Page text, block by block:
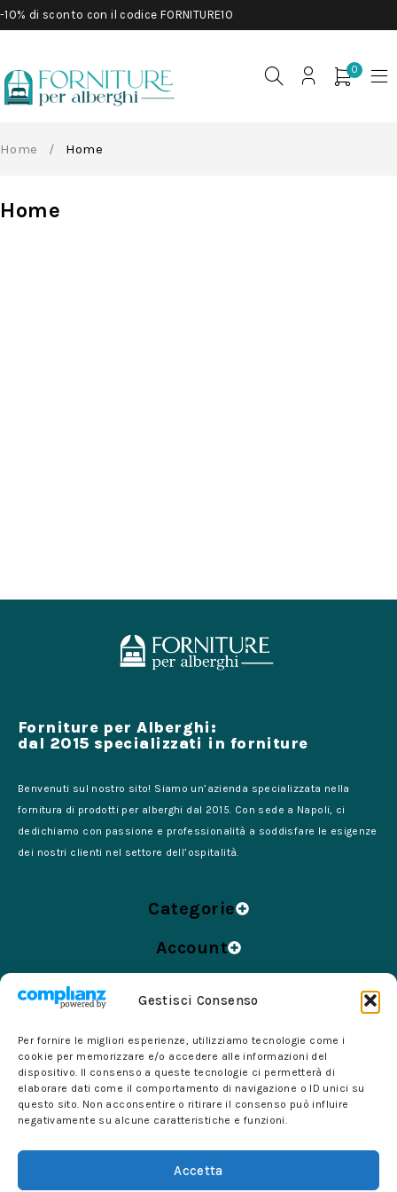
Gestisci Consenso
Per fornire le migliori esperienze, utilizziamo tecnologie come i
cookie per memorizzare e/o accedere alle informazioni del
dispositivo. Il consenso a queste tecnologie ci permetterà di
elaborare dati come il comportamento di navigazione o ID unici su
questo sito. Non acconsentire o ritirare il consenso può influire
negativamente su alcune caratteristiche e funzioni.
Accetta
-10% di sconto con il codice FORNITURE10
0
Home
Home / Home
Forniture per Alberghi:
dal 2015 specializzati in forniture
Benvenuti sul nostro sito! Siamo un’azienda specializzata nella
fornitura di prodotti per alberghi dal 2015. Con sede a Napoli, ci
dedichiamo con passione e professionalità a soddisfare le esigenze
dei nostri clienti nel settore dell’ospitalità.
Categorie
Account
© 2024 Forniture per Alberghi di Barra Felice – Tutti i
diritti sono riservati. – P.IVA 07361331213 – Sede Legale: